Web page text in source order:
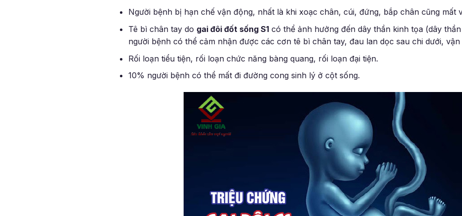
Người bệnh bị hạn chế vận động, nhất là khi xoạc chân, cúi, đứng, bắp chân cũng mất
Tê bì chân tay do gai đôi đốt sống S1có thể ảnh hưởng đến dây thần kinh tọa (dây
người bệnh có thể cảm nhận được các cơn tê bì chân tay, đau lan dọc sau chi dưới,
Rối loạn tiểu tiện, rối loạn chức năng bàng quang, rối loạn đại tiện.
10% người bệnh có thể mất đi đường cong sinh lý ở cột sống.